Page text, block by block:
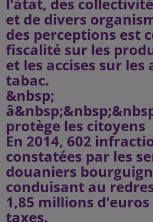
et de divers
des perceptions est
fiscalité sur les
et les accises sur les
tabac.
&nbsp;
protège les citoyens
En 2014, 602
constatées par les
douaniers
conduisant au
1,85 millions
taxes.